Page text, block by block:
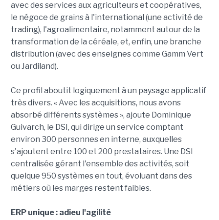
avec des services aux agriculteurs et coopératives,
le négoce de grains à l'international (une activité de
trading), l'agroalimentaire, notamment autour de la
transformation de la céréale, et, enfin, une branche
distribution (avec des enseignes comme Gamm Vert
ou Jardiland).
Ce profil aboutit logiquement à un paysage applicatif
très divers. « Avec les acquisitions, nous avons
absorbé différents systèmes », ajoute Dominique
Guivarch, le DSI, qui dirige un service comptant
environ 300 personnes en interne, auxquelles
s'ajoutent entre 100 et 200 prestataires. Une DSI
centralisée gérant l'ensemble des activités, soit
quelque 950 systèmes en tout, évoluant dans des
métiers où les marges restent faibles.
ERP unique : adieu l'agilité